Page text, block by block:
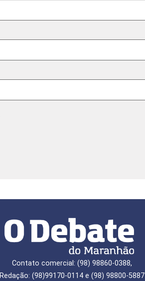
Contato comercial: (98) 98860-0388,
Redação: (98)99170-0114 e (98) 98800-5887